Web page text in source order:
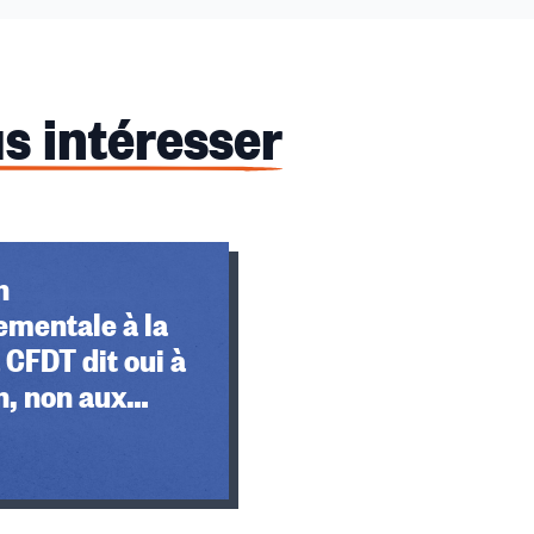
intéresser
à la
CFDT dit oui à
non aux